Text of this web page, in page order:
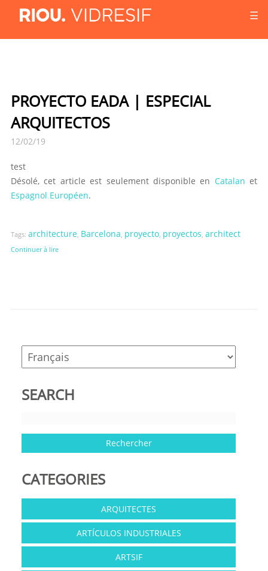
☰
PROYECTO EADA | ESPECIAL
ARQUITECTOS
12/02/19
test
Désolé, cet article est seulement disponible en Catalan et
Espagnol Européen.
Tags: architecture, Barcelona, proyecto, proyectos, architect
Continuer à lire
SEARCH
CATEGORIES
ARQUITECTES
ARTÍCULOS INDUSTRIALES
ARTSIF